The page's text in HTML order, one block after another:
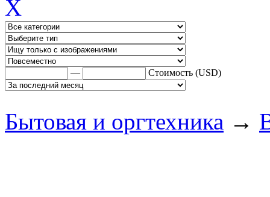
X
— Стоимость (USD)
Бытовая и оргтехника →